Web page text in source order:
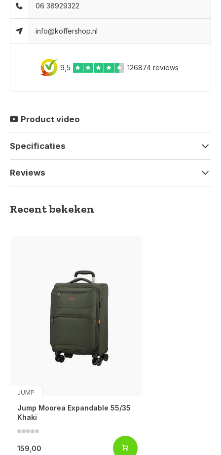
06 38929322
info@koffershop.nl
9,5 126874 reviews
Product video
Specificaties
Reviews
Recent bekeken
JUMP
Jump Moorea Expandable 55/35
Khaki
159,00